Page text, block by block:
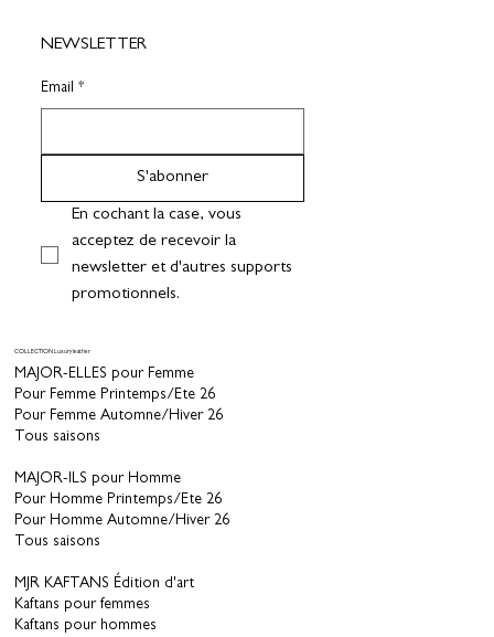
COLLECTION Luxury leather
MAJOR-ELLES pour Femme
Pour Femme Printemps/Ete 26
Pour Femme Automne/Hiver 26
Tous saisons
MAJOR-ILS pour Homme
Pour Homme Printemps/Ete 26
Pour Homme Automne/Hiver 26
Tous saisons
MJR KAFTANS Édition d'art
Kaftans pour femmes
Kaftans pour hommes
NEWSLETTER
Email *
S'abonner
En cochant la case, vous
acceptez de recevoir la
newsletter et d'autres supports
promotionnels.